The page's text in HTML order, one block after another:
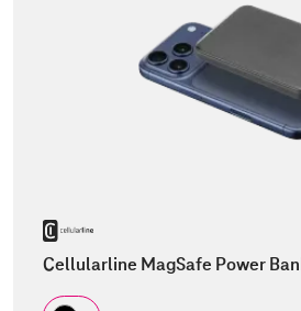
Cellularline MagSafe Power